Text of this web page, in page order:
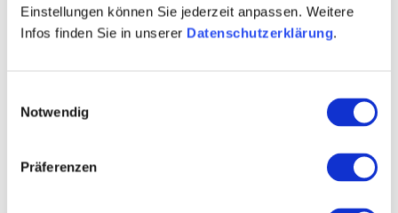
Einstellungen können Sie jederzeit anpassen. Weitere
Infos finden Sie in unserer Datenschutzerklärung.
Notwendig
Präferenzen